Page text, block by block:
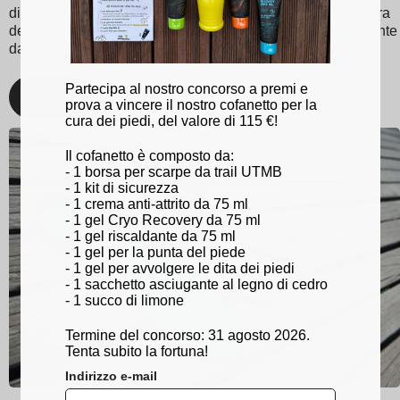
di camminata e sportiva ottimizzata. Con Sidas, prenditi cura
dei tuoi piedi e rimani al top del tuo gioco, indipendentemente
dall'attività!
Scopri
Partecipa al nostro concorso a premi e
prova a vincere il nostro cofanetto per la
cura dei piedi, del valore di 115 €!
Il cofanetto è composto da:
- 1 borsa per scarpe da trail UTMB
- 1 kit di sicurezza
- 1 crema anti-attrito da 75 ml
- 1 gel Cryo Recovery da 75 ml
- 1 gel riscaldante da 75 ml
- 1 gel per la punta del piede
- 1 gel per avvolgere le dita dei piedi
- 1 sacchetto asciugante al legno di cedro
- 1 succo di limone
Termine del concorso: 31 agosto 2026.
Tenta subito la fortuna!
Indirizzo e-mail